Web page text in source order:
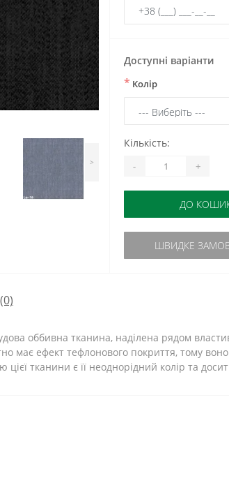
>
Доступні варіанти
* Колір
Кількість:
- +
ДО
ШВИДКЕ
оббивна тканина, наділена рядом
має ефект тефлонового покриття, тому
тканини є її неоднорідний колір та